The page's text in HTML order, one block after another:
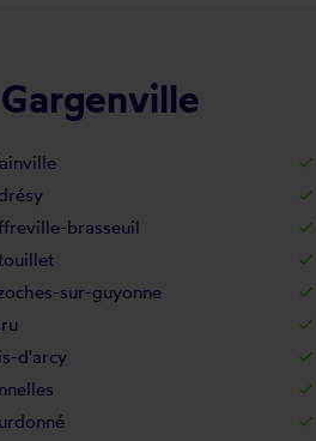
brasseuil
sur-guyonne
d'arcy